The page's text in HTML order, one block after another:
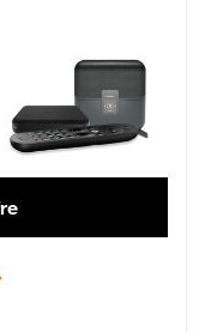
par mois, Engagement 12 mois